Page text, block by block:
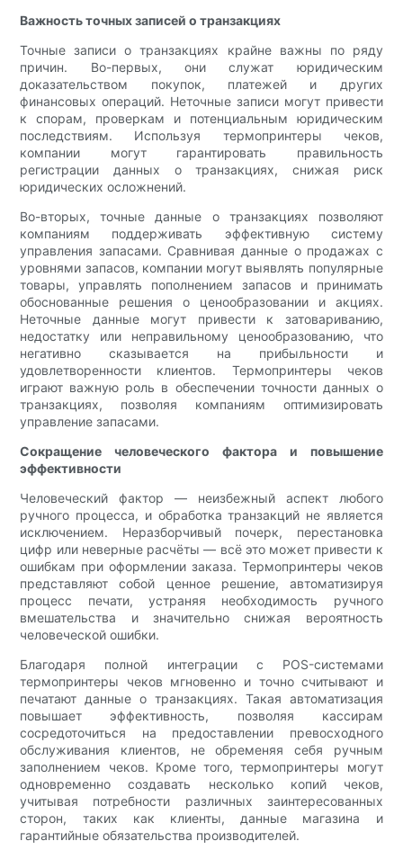
Важность точных записей о транзакциях
Точные записи о транзакциях крайне важны по ряду
причин. Во-первых, они служат юридическим
доказательством покупок, платежей и других
финансовых операций. Неточные записи могут привести
к спорам, проверкам и потенциальным юридическим
последствиям. Используя термопринтеры чеков,
компании могут гарантировать правильность
регистрации данных о транзакциях, снижая риск
юридических осложнений.
Во-вторых, точные данные о транзакциях позволяют
компаниям поддерживать эффективную систему
управления запасами. Сравнивая данные о продажах с
уровнями запасов, компании могут выявлять популярные
товары, управлять пополнением запасов и принимать
обоснованные решения о ценообразовании и акциях.
Неточные данные могут привести к затовариванию,
недостатку или неправильному ценообразованию, что
негативно сказывается на прибыльности и
удовлетворенности клиентов. Термопринтеры чеков
играют важную роль в обеспечении точности данных о
транзакциях, позволяя компаниям оптимизировать
управление запасами.
Сокращение человеческого фактора и повышение
эффективности
Человеческий фактор — неизбежный аспект любого
ручного процесса, и обработка транзакций не является
исключением. Неразборчивый почерк, перестановка
цифр или неверные расчёты — всё это может привести к
ошибкам при оформлении заказа. Термопринтеры чеков
представляют собой ценное решение, автоматизируя
процесс печати, устраняя необходимость ручного
вмешательства и значительно снижая вероятность
человеческой ошибки.
Благодаря полной интеграции с POS-системами
термопринтеры чеков мгновенно и точно считывают и
печатают данные о транзакциях. Такая автоматизация
повышает эффективность, позволяя кассирам
сосредоточиться на предоставлении превосходного
обслуживания клиентов, не обременяя себя ручным
заполнением чеков. Кроме того, термопринтеры могут
одновременно создавать несколько копий чеков,
учитывая потребности различных заинтересованных
сторон, таких как клиенты, данные магазина и
гарантийные обязательства производителей.